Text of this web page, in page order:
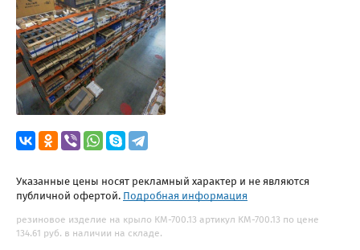
Указанные цены носят рекламный характер и не являются
публичной офертой. Подробная информация
резиновое изделие на крыло КМ-700.13 артикул КМ-700.13 по цене
134.61 руб. в наличии на складе.